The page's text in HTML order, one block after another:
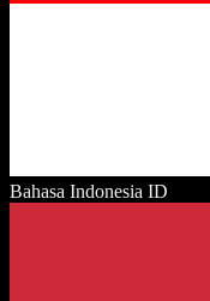
Bahasa Indonesia ID